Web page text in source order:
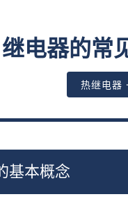
继电器的常
热继电器
基本概念